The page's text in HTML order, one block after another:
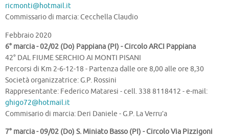
ricmonti@hotmail.it
Commissario di marcia: Cecchella Claudio
Febbraio 2020
6° marcia - 02/02 (Do) Pappiana (PI) - Circolo ARCI Pappiana
42° DAL FIUME SERCHIO AI MONTI PISANI
Percorsi di Km 2-6-12-18 - Partenza dalle ore 8,00 alle ore 8,30
Società organizzatrice: G.P. Rossini
Rappresentante: Federico Mataresi - cell. 338 8118412 - e-mail:
ghigo72@hotmail.it
Commisario di marcia: Deri Daniele - G.P. La Verru’a
7° marcia - 09/02 (Do) S. Miniato Basso (PI) - Circolo Via Pizzigoni